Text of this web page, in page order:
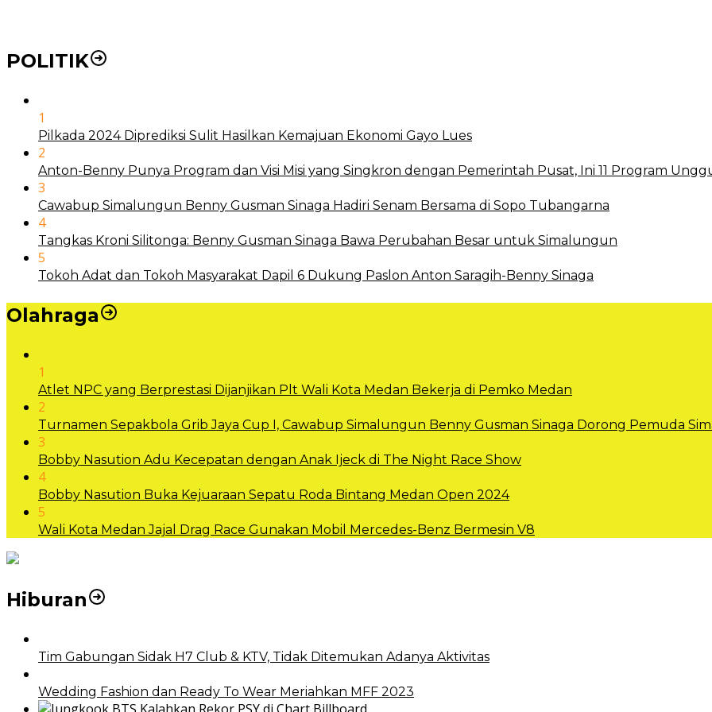
POLITIK
1
Pilkada 2024 Diprediksi Sulit Hasilkan Kemajuan Ekonomi Gayo Lues
2
Anton-Benny Punya Program dan Visi Misi yang Singkron dengan Pemerintah Pusat, Ini 11 Program
3
Cawabup Simalungun Benny Gusman Sinaga Hadiri Senam Bersama di Sopo Tubangarna
4
Tangkas Kroni Silitonga: Benny Gusman Sinaga Bawa Perubahan Besar untuk Simalungun
5
Tokoh Adat dan Tokoh Masyarakat Dapil 6 Dukung Paslon Anton Saragih-Benny Sinaga
Olahraga
1
Atlet NPC yang Berprestasi Dijanjikan Plt Wali Kota Medan Bekerja di Pemko Medan
2
Turnamen Sepakbola Grib Jaya Cup I, Cawabup Simalungun Benny Gusman Sinaga Dorong Pemuda
3
Bobby Nasution Adu Kecepatan dengan Anak Ijeck di The Night Race Show
4
Bobby Nasution Buka Kejuaraan Sepatu Roda Bintang Medan Open 2024
5
Wali Kota Medan Jajal Drag Race Gunakan Mobil Mercedes-Benz Bermesin V8
Hiburan
Tim Gabungan Sidak H7 Club & KTV, Tidak Ditemukan Adanya Aktivitas
Wedding Fashion dan Ready To Wear Meriahkan MFF 2023